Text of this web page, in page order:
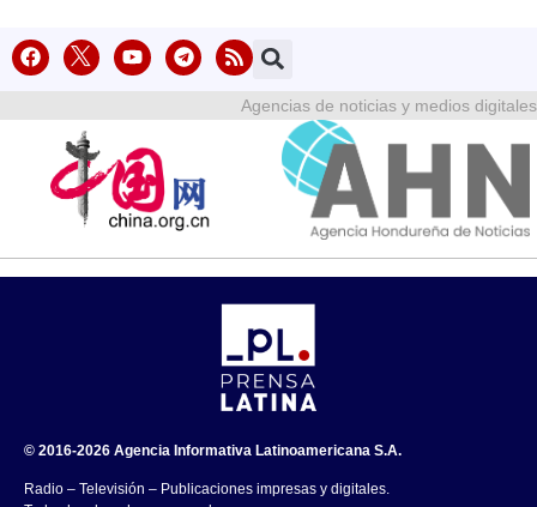
Agencias de noticias y medios digitales
© 2016-2026 Agencia Informativa Latinoamericana S.A.
Radio – Televisión – Publicaciones impresas y digitales.